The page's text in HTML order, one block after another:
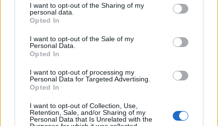
I want to opt-out of the Sharing of my
personal data.
Opted In
I want to opt-out of the Sale of my
Personal Data.
Opted In
I want to opt-out of processing my
Personal Data for Targeted Advertising.
Opted In
I want to opt-out of Collection, Use,
Retention, Sale, and/or Sharing of my
Personal Data that Is Unrelated with the
Wealth Avenue: Αγορά
30/08/2022 - 13:44
Σωκράτης Κόκκαλης: Η
θα απογειώσει την